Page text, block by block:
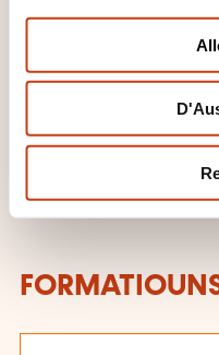
comme efficaces,
compréhension et la
professionnel:
Apprentissage par
Enseignement
Pédagogie